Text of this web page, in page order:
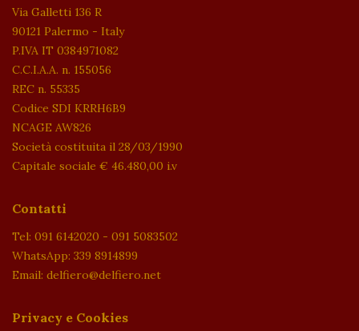
Via Galletti 136 R
90121 Palermo - Italy
P.IVA IT 0384971082
C.C.I.A.A. n. 155056
REC n. 55335
Codice SDI KRRH6B9
NCAGE AW826
Società costituita il 28/03/1990
Capitale sociale € 46.480,00 i.v
Contatti
Tel: 091 6142020 - 091 5083502
WhatsApp: 339 8914899
Email: delfiero@delfiero.net
Privacy e Cookies